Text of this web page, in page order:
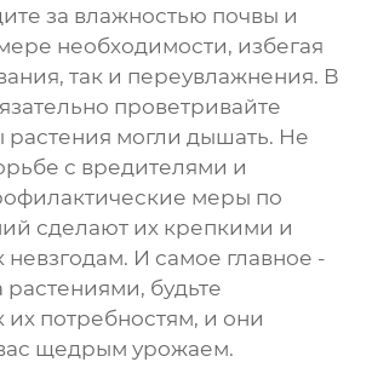
за влажностью почвы и
необходимости, избегая
так и переувлажнения. В
проветривайте
растения могли дышать. Не
с вредителями и
меры по
сделают их крепкими и
И самое главное -
будьте
их потребностям, и они
щедрым урожаем.